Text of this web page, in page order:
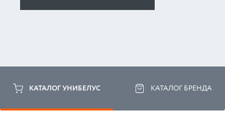
КАТАЛОГ УНИБЕЛУС КАТАЛОГ БРЕНДА